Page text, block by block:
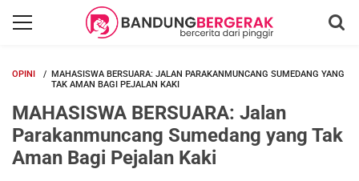
OPINI
MAHASISWA BERSUARA: JALAN PARAKANMUNCANG SUMEDANG YANG
TAK AMAN BAGI PEJALAN KAKI
MAHASISWA BERSUARA: Jalan
Parakanmuncang Sumedang yang Tak
Aman Bagi Pejalan Kaki